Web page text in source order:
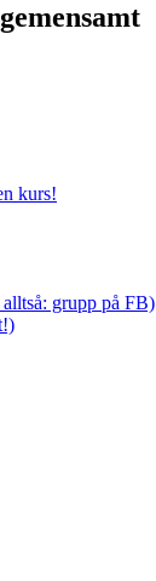
kurs!
grupp på FB)